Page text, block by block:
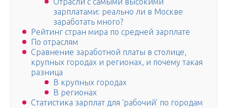
зарплатами: реально ли в Москве
заработать много?
Рейтинг стран мира по средней зарплате
По отраслям
Сравнение заработной платы в столице,
крупных городах и регионах, и почему такая
разница
В крупных городах
В регионах
Статистика зарплат для ‘рабочий’ по городам